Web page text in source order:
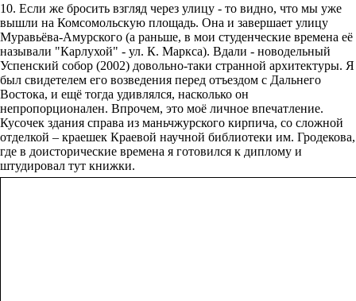
10. Если же бросить взгляд через улицу - то видно, что мы уже
вышли на Комсомольскую площадь. Она и завершает улицу
Муравьёва-Амурского (а раньше, в мои студенческие времена её
называли "Карлухой" - ул. К. Маркса). Вдали - новодельный
Успенский собор (2002) довольно-таки странной архитектуры. Я
был свидетелем его возведения перед отъездом с Дальнего
Востока, и ещё тогда удивлялся, насколько он
непропорционален. Впрочем, это моё личное впечатление.
Кусочек здания справа из маньчжурского кирпича, со сложной
отделкой – краешек Краевой научной библиотеки им. Гродекова,
где в доисторические времена я готовился к диплому и
штудировал тут книжки.